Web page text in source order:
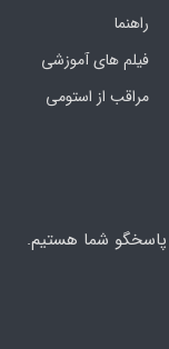
راهنما
فیلم های آموزشی
مراقب از استومی
شما هستیم.